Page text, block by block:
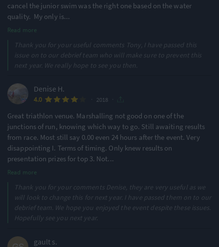
cancel the junior swim was the right one based on the water
quality. My only is...
Read more
Thank you for your useful comments Tony, I have passed this
issue on to our debrief team who will make sure to prevent this
next year. We really hope to see you then.
Denise H.
4.0 2018
Great triathlon venue. Marshalling not good on one of the
junctions of run, knowing which way to go. Still awaiting results
from race. Most still say 0.00 even 24 hours after the event. Very
disappointing I. Terms of timing. Only knew results on
presentation prizes for top 3. Not...
Read more
Thank you for your comments Denise, they are very useful as we
will look to change this for next year. I have passed them on to our
debrief team. We hope you enjoyed the event despite these issues.
Hopefully see you next year.
gault s.